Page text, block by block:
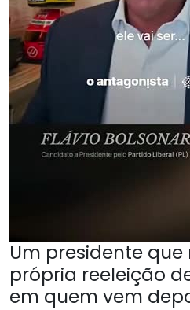
Um presidente
própria reeleição
em quem vem